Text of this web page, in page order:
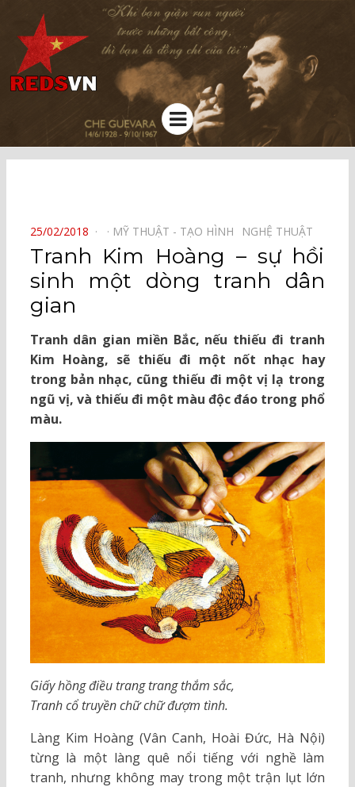
Kênh chia sẻ tri thức cộng đồng
Menu
POSTED
ON
25/02/2018 MỸ THUẬT - TẠO HÌNH⠀ NGHỆ THUẬT⠀
Tranh Kim Hoàng – sự hồi
sinh một dòng tranh dân
gian
Tranh dân gian miền Bắc, nếu thiếu đi tranh
Kim Hoàng, sẽ thiếu đi một nốt nhạc hay
trong bản nhạc, cũng thiếu đi một vị lạ trong
ngũ vị, và thiếu đi một màu độc đáo trong phổ
màu.
Giấy hồng điều trang trang thắm sắc,
Tranh cổ truyền chữ chữ đượm tình.
Làng Kim Hoàng (Vân Canh, Hoài Đức, Hà Nội)
từng là một làng quê nổi tiếng với nghề làm
tranh, nhưng không may trong một trận lụt lớn